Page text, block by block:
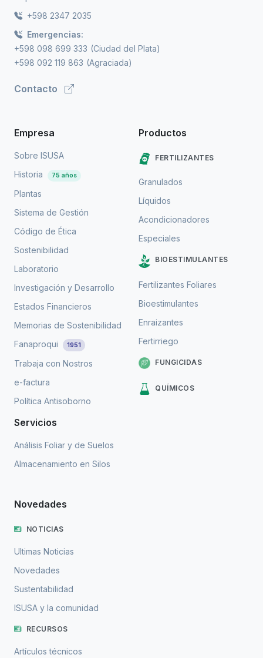
+598 2347 2035
Emergencias:
+598 098 699 333 (Ciudad del Plata)
+598 092 119 863 (Agraciada)
Contacto
Empresa
Sobre ISUSA
Historia
75 años
Plantas
Sistema de Gestión
Código de Ética
Sostenibilidad
Laboratorio
Investigación y Desarrollo
Estados Financieros
Memorias de Sostenibilidad
Fanaproqui
1951
Trabaja con Nostros
e-factura
Política Antisoborno
Servicios
Análisis Foliar y de Suelos
Almacenamiento en Silos
Productos
FERTILIZANTES
Granulados
Líquidos
Acondicionadores
Especiales
BIOESTIMULANTES
Fertilizantes Foliares
Bioestimulantes
Enraizantes
Fertirriego
FUNGICIDAS
QUÍMICOS
Novedades
NOTICIAS
Ultimas Noticias
Novedades
Sustentabilidad
ISUSA y la comunidad
RECURSOS
Artículos técnicos